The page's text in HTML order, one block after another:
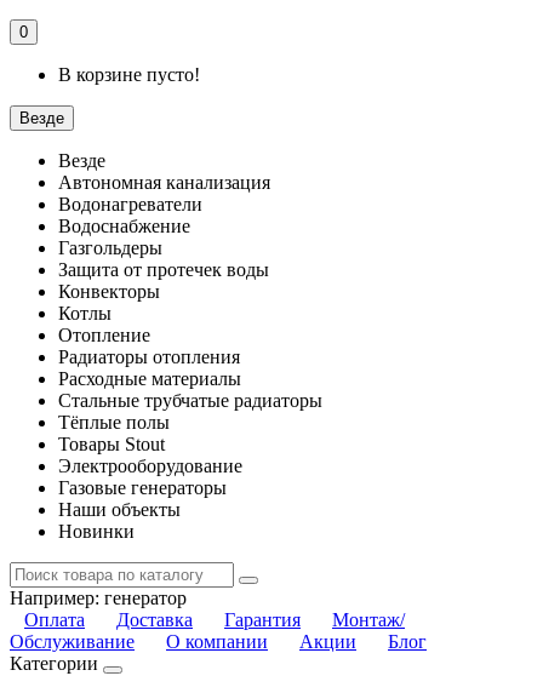
0
В корзине пусто!
Везде
Везде
Автономная канализация
Водонагреватели
Водоснабжение
Газгольдеры
Защита от протечек воды
Конвекторы
Котлы
Отопление
Радиаторы отопления
Расходные материалы
Стальные трубчатые радиаторы
Тёплые полы
Товары Stout
Электрооборудование
Газовые генераторы
Наши объекты
Новинки
Например: генератор
Оплата
Доставка Гарантия
Монтаж/
Обслуживание
О компании Акции
Блог
Категории